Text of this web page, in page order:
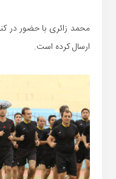
محمد زائری با حضور در
ارسال کرده است.